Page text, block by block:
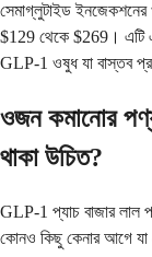
সেমাগ্লুটাইড ইনজেকশনের
$129 থেকে $269। এটি
GLP-1 ওষুধ যা বাস্তব
ওজন কমানোর
থাকা উচিত?
GLP-1 প্যাচ বাজার লাল
কোনও কিছু কেনার আগে যা